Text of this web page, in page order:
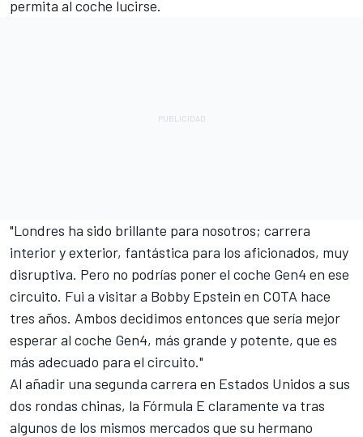
permita al coche lucirse.
"Londres ha sido brillante para nosotros; carrera
interior y exterior, fantástica para los aficionados, muy
disruptiva. Pero no podrías poner el coche Gen4 en ese
circuito. Fui a visitar a Bobby Epstein en COTA hace
tres años. Ambos decidimos entonces que sería mejor
esperar al coche Gen4, más grande y potente, que es
más adecuado para el circuito."
Al añadir una segunda carrera en Estados Unidos a sus
dos rondas chinas, la Fórmula E claramente va tras
algunos de los mismos mercados que su hermano